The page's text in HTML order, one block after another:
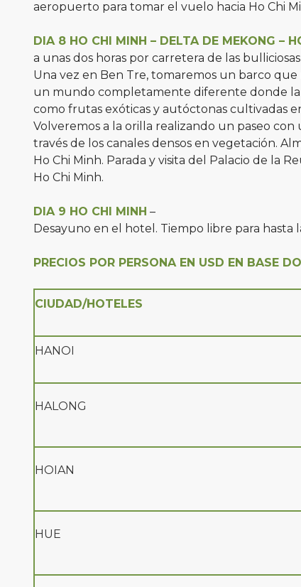
aeropuerto para tomar el vuelo hacia Ho Chi
DIA 8 HO CHI MINH – DELTA DE MEKONG –
a unas dos horas por carretera de las
Una vez en Ben Tre, tomaremos un barco que
un mundo completamente diferente donde la
como frutas exóticas y autóctonas cultivadas
Volveremos a la orilla realizando un paseo
través de los canales densos en vegetación.
Ho Chi Minh. Parada y visita del Palacio de la
Ho Chi Minh.
DIA 9 HO CHI MINH –
Desayuno en el hotel. Tiempo libre para
PRECIOS POR PERSONA EN USD EN BASE
CIUDAD/HOTELES
HANOI
HALONG
HOIAN
HUE